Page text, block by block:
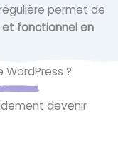
permet de
fonctionnel en
?
devenir